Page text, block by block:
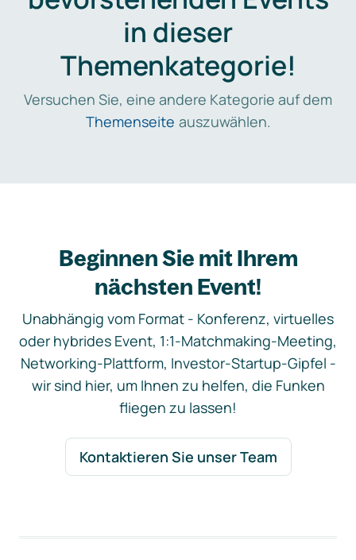
in dieser
Themenkategorie!
Versuchen Sie, eine andere Kategorie auf dem
Themenseite auszuwählen.
Beginnen Sie mit Ihrem
nächsten Event!
Unabhängig vom Format - Konferenz, virtuelles
oder hybrides Event, 1:1-Matchmaking-Meeting,
Networking-Plattform, Investor-Startup-Gipfel -
wir sind hier, um Ihnen zu helfen, die Funken
fliegen zu lassen!
Kontaktieren Sie unser Team